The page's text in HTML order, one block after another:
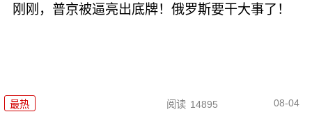
刚刚，普京被逼亮出底牌！俄罗斯要干大事了！
最热 阅读 14895 08-04